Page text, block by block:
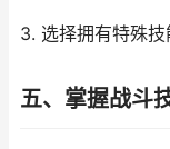
3. 选择拥有特殊技
五、掌握战斗